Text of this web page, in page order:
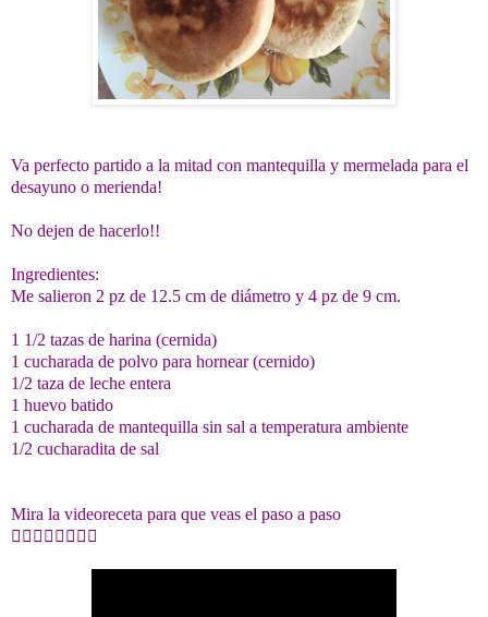
Va perfecto partido a la mitad con mantequilla y mermelada para el
desayuno o merienda!
No dejen de hacerlo!!
Ingredientes:
Me salieron 2 pz de 12.5 cm de diámetro y 4 pz de 9 cm.
1 1/2 tazas de harina (cernida)
1 cucharada de polvo para hornear (cernido)
1/2 taza de leche entera
1 huevo batido
1 cucharada de mantequilla sin sal a temperatura ambiente
1/2 cucharadita de sal
Mira la videoreceta para que veas el paso a paso
👇🏻👇🏻👇🏻👇🏻